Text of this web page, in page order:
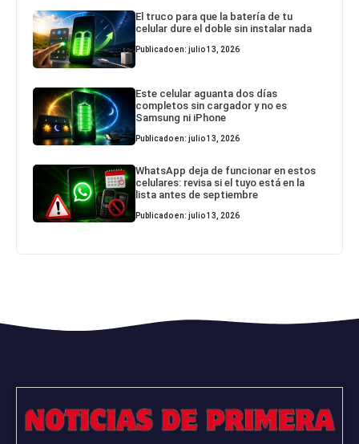
El truco para que la batería de tu
celular dure el doble sin instalar nada
Publicado en: julio 13, 2026
Este celular aguanta dos días
completos sin cargador y no es
Samsung ni iPhone
Publicado en: julio 13, 2026
WhatsApp deja de funcionar en estos
celulares: revisa si el tuyo está en la
lista antes de septiembre
Publicado en: julio 13, 2026